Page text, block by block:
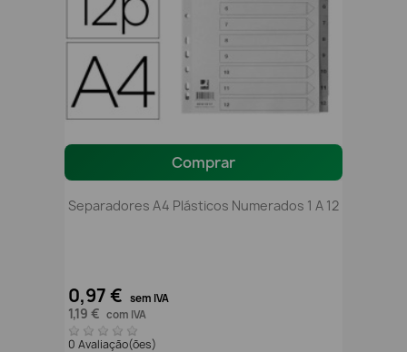
Comprar
Separadores A4 Plásticos Numerados 1 A 12
0,97 € sem IVA
1,19 € com IVA
0 Avaliação(ões)